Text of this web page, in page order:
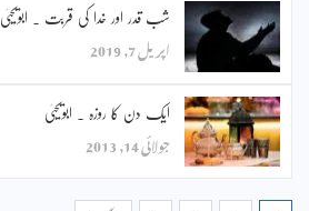
شب قدر اور خدا کی قربت ۔ ابویحییٰ
اپریل 7, 2019
ایک دن کا روزہ ۔ ابویحییٰ
جولائی 14, 2013